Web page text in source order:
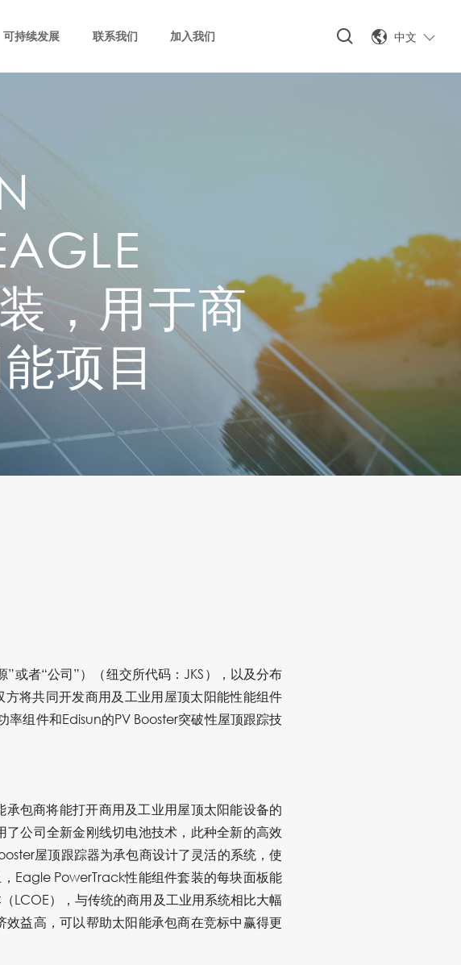
可持续发展 联系我们 加入我们 中文
，用于商
项目
或者“公司”）（纽交所代码：JKS），以及分布
将共同开发商用及工业用屋顶太阳能性能组件
组件和Edisun的PV Booster突破性屋顶跟踪技
包商将能打开商用及工业用屋顶太阳能设备的
公司全新金刚线切电池技术，此种全新的高效
屋顶跟踪器为承包商设计了灵活的系统，使
Eagle PowerTrack性能组件套装的每块面板能
LCOE），与传统的商用及工业用系统相比大幅
益高，可以帮助太阳能承包商在竞标中赢得更